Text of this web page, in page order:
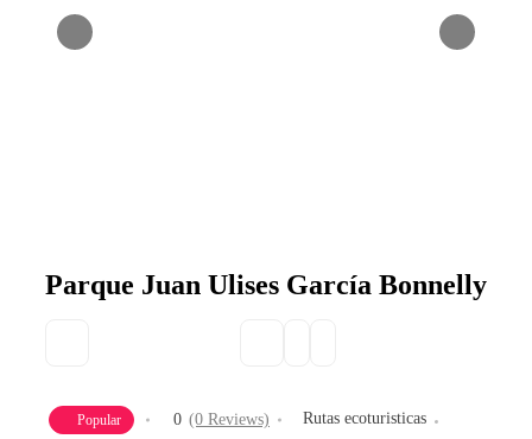
Parque Juan Ulises García Bonnelly
Popular 0 (0 Reviews)
Rutas ecoturisticas